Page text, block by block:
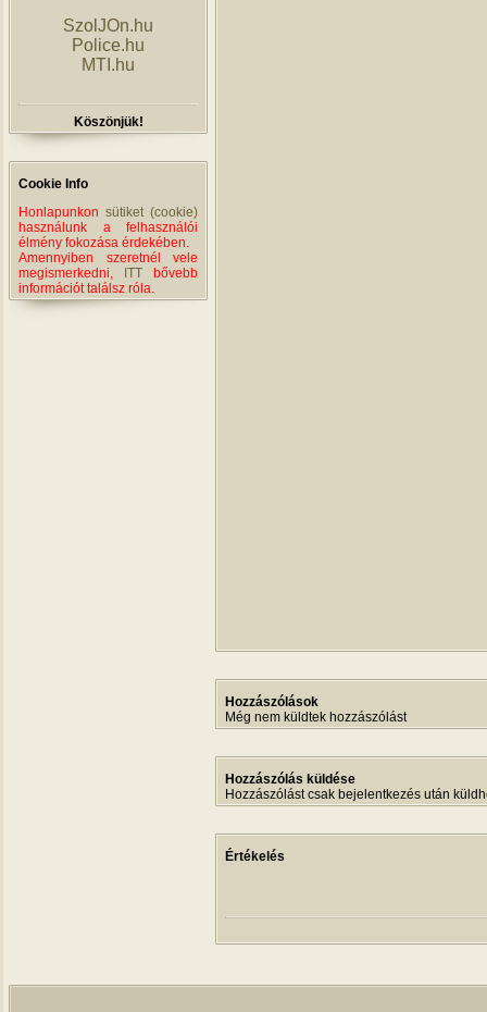
SzolJOn.hu
Police.hu
MTI.hu
Köszönjük!
Cookie Info
Honlapunkon sütiket (cookie)
használunk a felhasználói
élmény fokozása érdekében.
Amennyiben szeretnél vele
megismerkedni,
ITT bővebb
információt találsz róla.
Hozzászólások
Még nem küldtek hozzászólást
Hozzászólás küldése
Hozzászólást csak bejelentkezés után
Értékelés